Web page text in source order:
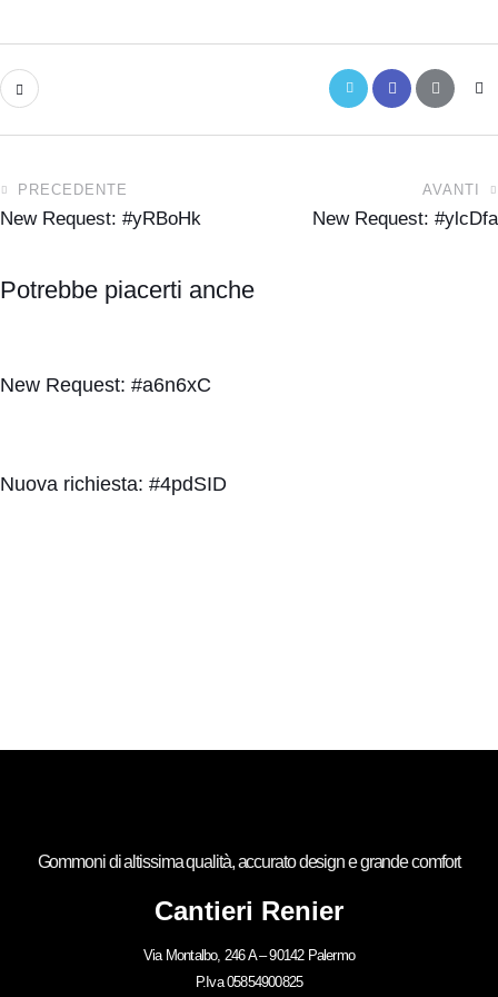
PRECEDENTE
New Request: #yRBoHk
AVANTI
New Request: #ylcDfa
Potrebbe piacerti anche
New Request: #a6n6xC
Nuova richiesta: #4pdSID
Gommoni di altissima qualità, accurato design e grande comfort
Cantieri Renier
Via Montalbo, 246 A – 90142 Palermo
P.Iva 05854900825